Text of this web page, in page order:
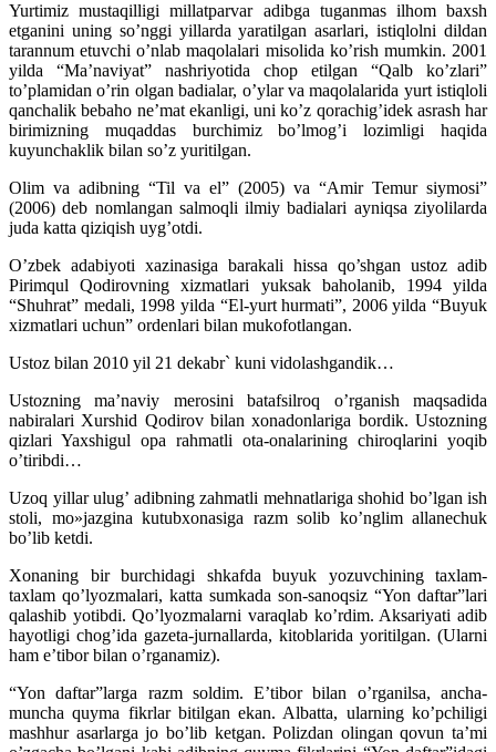
Yurtimiz mustaqilligi millatparvar adibga tuganmas ilhom baxsh
etganini uning so’nggi yillarda yaratilgan asarlari, istiqlolni dildan
tarannum etuvchi o’nlab maqolalari misolida ko’rish mumkin. 2001
yilda “Ma’naviyat” nashriyotida chop etilgan “Qalb ko’zlari”
to’plamidan o’rin olgan badialar, o’ylar va maqolalarida yurt istiqloli
qanchalik bebaho ne’mat ekanligi, uni ko’z qorachig’idek asrash har
birimizning muqaddas burchimiz bo’lmog’i lozimligi haqida
kuyunchaklik bilan so’z yuritilgan.
Olim va adibning “Til va el” (2005) va “Amir Temur siymosi”
(2006) deb nomlangan salmoqli ilmiy badialari ayniqsa ziyolilarda
juda katta qiziqish uyg’otdi.
O’zbek adabiyoti xazinasiga barakali hissa qo’shgan ustoz adib
Pirimqul Qodirovning xizmatlari yuksak baholanib, 1994 yilda
“Shuhrat” medali, 1998 yilda “El-yurt hurmati”, 2006 yilda “Buyuk
xizmatlari uchun” ordenlari bilan mukofotlangan.
Ustoz bilan 2010 yil 21 dekabr` kuni vidolashgandik…
Ustozning ma’naviy merosini batafsilroq o’rganish maqsadida
nabiralari Xurshid Qodirov bilan xonadonlariga bordik. Ustozning
qizlari Yaxshigul opa rahmatli ota-onalarining chiroqlarini yoqib
o’tiribdi…
Uzoq yillar ulug’ adibning zahmatli mehnatlariga shohid bo’lgan ish
stoli, mo»jazgina kutubxonasiga razm solib ko’nglim allanechuk
bo’lib ketdi.
Xonaning bir burchidagi shkafda buyuk yozuvchining taxlam-
taxlam qo’lyozmalari, katta sumkada son-sanoqsiz “Yon daftar”lari
qalashib yotibdi. Qo’lyozmalarni varaqlab ko’rdim. Aksariyati adib
hayotligi chog’ida gazeta-jurnallarda, kitoblarida yoritilgan. (Ularni
ham e’tibor bilan o’rganamiz).
“Yon daftar”larga razm soldim. E’tibor bilan o’rganilsa, ancha-
muncha quyma fikrlar bitilgan ekan. Albatta, ularning ko’pchiligi
mashhur asarlarga jo bo’lib ketgan. Polizdan olingan qovun ta’mi